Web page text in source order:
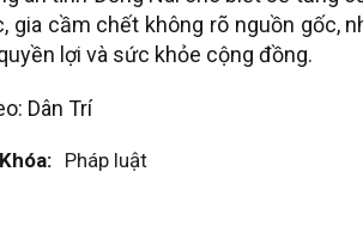
gia cầm chết không rõ nguồn gốc,
lợi và sức khỏe cộng đồng.
Dân Trí
Pháp luật